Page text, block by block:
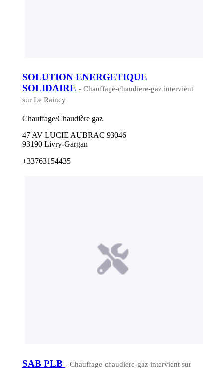
SOLUTION ENERGETIQUE
SOLIDAIRE - Chauffage-chaudiere-gaz intervient
sur Le Raincy
Chauffage/Chaudière gaz
47 AV LUCIE AUBRAC 93046
93190 Livry-Gargan
+33763154435
SAB PLB - Chauffage-chaudiere-gaz intervient sur